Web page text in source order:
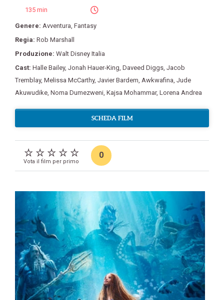
135 min
Genere: Avventura Fantasy
Regia: Rob Marshall
Produzione: Walt Disney Italia
Cast: Halle Bailey, Jonah Hauer-King Daveed Diggs Jacob
Tremblay, Melissa McCarthy, Javier Bardem Awkwafina Jude
Akuwudike Noma Dumezweni Kajsa Mohammar, Lorena Andrea
SCHEDA FILM
Vota il film per primo
0